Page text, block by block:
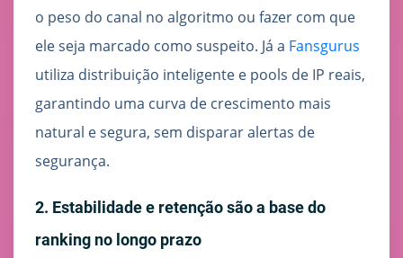
o peso do canal no algoritmo ou fazer com que
ele seja marcado como suspeito. Já a Fansgurus
utiliza distribuição inteligente e pools de IP reais,
garantindo uma curva de crescimento mais
natural e segura, sem disparar alertas de
segurança.
2. Estabilidade e retenção são a base do
ranking no longo prazo